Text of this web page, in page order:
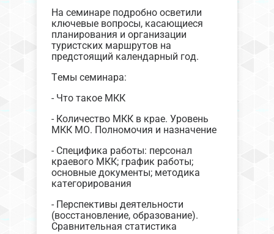
На семинаре подробно осветили
ключевые вопросы, касающиеся
планирования и организации
туристских маршрутов на
предстоящий календарный год.
Темы семинара:
- Что такое МКК
- Количество МКК в крае. Уровень
МКК МО. Полномочия и назначение
- Специфика работы: персонал
краевого МКК; график работы;
основные документы; методика
категорирования
- Перспективы деятельности
(восстановление, образование).
Сравнительная статистика